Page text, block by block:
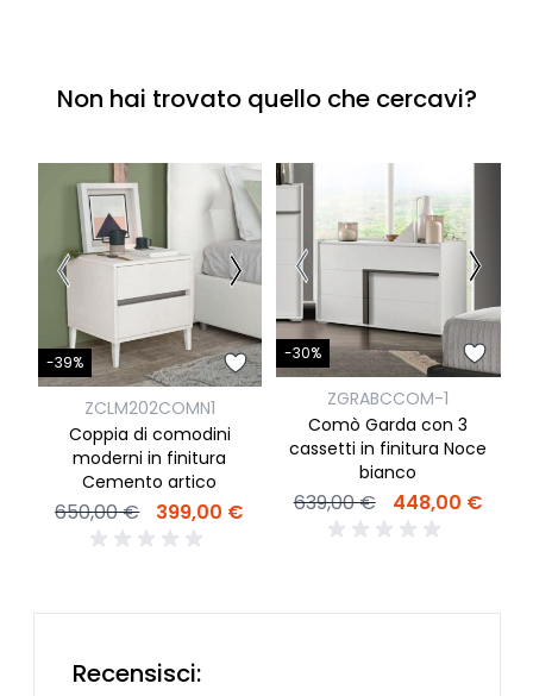
Non hai trovato quello che cercavi?
-39%
ZCLM202COMN1
Coppia di comodini
moderni in finitura
Cemento artico
650,00 € 399,00 €
-30%
ZGRABCCOM-1
Comò Garda con 3
cassetti in finitura Noce
bianco
639,00 € 448,00 €
Recensisci: